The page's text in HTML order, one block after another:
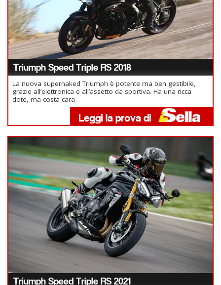
Triumph Speed Triple RS 2018
La nuova supernaked Triumph è potente ma ben gestibile,
grazie all’elettronica e all’assetto da sportiva. Ha una ricca
dote, ma costa cara
Triumph Speed Triple RS 2021